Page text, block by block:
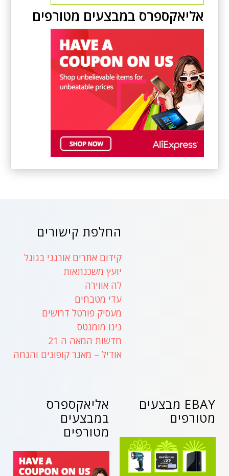
אליאקספרס במבצעים מטורפים
החלפת קישורים
קידום אתרים אורגני בגוגל
יועץ משכנתאות
לה אווירה
עדי מטבחים
מעסיק פורטל דרושים
נינו מומנטס
חדשות המאה ה 21
אודיל – מאגר קופונים והנחה
אליאקספרס
במבצעים
מטורפים
EBAY מבצעים
מטורפים